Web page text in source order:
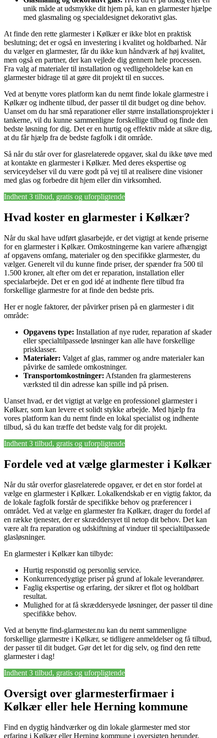
unik måde at udsmykke dit hjem på, kan en glarmester hjælpe
med glasmaling og specialdesignet dekorativt glas.
At finde den rette glarmester i Kølkær er ikke blot en praktisk
beslutning; det er også en investering i kvalitet og holdbarhed. Når
du vælger en glarmester, får du ikke kun håndværk af høj kvalitet,
men også en partner, der kan vejlede dig gennem hele processen.
Fra valg af materialer til installation og vedligeholdelse kan en
glarmester bidrage til at gøre dit projekt til en succes.
Ved at benytte vores platform kan du nemt finde lokale glarmestre i
Kølkær og indhente tilbud, der passer til dit budget og dine behov.
Uanset om du har små reparationer eller større installationsprojekter i
tankerne, vil du kunne sammenligne forskellige tilbud og finde den
bedste løsning for dig. Det er en hurtig og effektiv måde at sikre dig,
at du får hjælp fra de bedste fagfolk i dit område.
Så når du står over for glasrelaterede opgaver, skal du ikke tøve med
at kontakte en glarmester i Kølkær. Med deres ekspertise og
serviceydelser vil du være godt på vej til at realisere dine visioner
med glas og forbedre dit hjem eller din virksomhed.
Indhent 3 tilbud, gratis og uforpligtende
Hvad koster en glarmester i Kølkær?
Når du skal have udført glasarbejde, er det vigtigt at kende priserne
for en glarmester i Kølkær. Omkostningerne kan variere afhængigt
af opgavens omfang, materialer og den specifikke glarmester, du
vælger. Generelt vil du kunne finde priser, der spænder fra 500 til
1.500 kroner, alt efter om det er reparation, installation eller
specialarbejde. Det er en god idé at indhente flere tilbud fra
forskellige glarmestre for at finde den bedste pris.
Her er nogle faktorer, der påvirker prisen på en glarmester i dit
område:
Opgavens type: Installation af nye ruder, reparation af skader
eller specialtilpassede løsninger kan alle have forskellige
prisklasser.
Materialer: Valget af glas, rammer og andre materialer kan
påvirke de samlede omkostninger.
Transportomkostninger: Afstanden fra glarmesterens
værksted til din adresse kan spille ind på prisen.
Uanset hvad, er det vigtigt at vælge en professionel glarmester i
Kølkær, som kan levere et solidt stykke arbejde. Med hjælp fra
vores platform kan du nemt finde en lokal specialist og indhente
tilbud, så du kan træffe det bedste valg for dit projekt.
Indhent 3 tilbud, gratis og uforpligtende
Fordele ved at vælge glarmester i Kølkær
Når du står overfor glasrelaterede opgaver, er det en stor fordel at
vælge en glarmester i Kølkær. Lokalkendskab er en vigtig faktor, da
de lokale fagfolk forstår de specifikke behov og præferencer i
området. Ved at vælge en glarmester fra Kølkær, drager du fordel af
en række tjenester, der er skræddersyet til netop dit behov. Det kan
være alt fra reparation og udskiftning af vinduer til specialtilpassede
glasløsninger.
En glarmester i Kølkær kan tilbyde:
Hurtig responstid og personlig service.
Konkurrencedygtige priser på grund af lokale leverandører.
Faglig ekspertise og erfaring, der sikrer et flot og holdbart
resultat.
Mulighed for at få skræddersyede løsninger, der passer til dine
specifikke behov.
Ved at benytte find-glarmester.nu kan du nemt sammenligne
forskellige glarmestre i Kølkær, se tidligere anmeldelser og få tilbud,
der passer til dit budget. Gør det let for dig selv, og find den rette
glarmester i dag!
Indhent 3 tilbud, gratis og uforpligtende
Oversigt over glarmesterfirmaer i
Kølkær eller hele Herning kommune
Find en dygtig håndværker og din lokale glarmester med stor
erfaring i Kølkær eller Herning kommune i oversigten herunder.